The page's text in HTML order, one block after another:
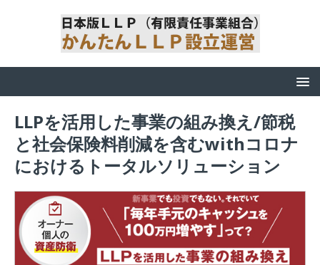
LLPを活用した事業の組み換え/節税
と社会保険料削減を含むwithコロナ
におけるトータルソリューション